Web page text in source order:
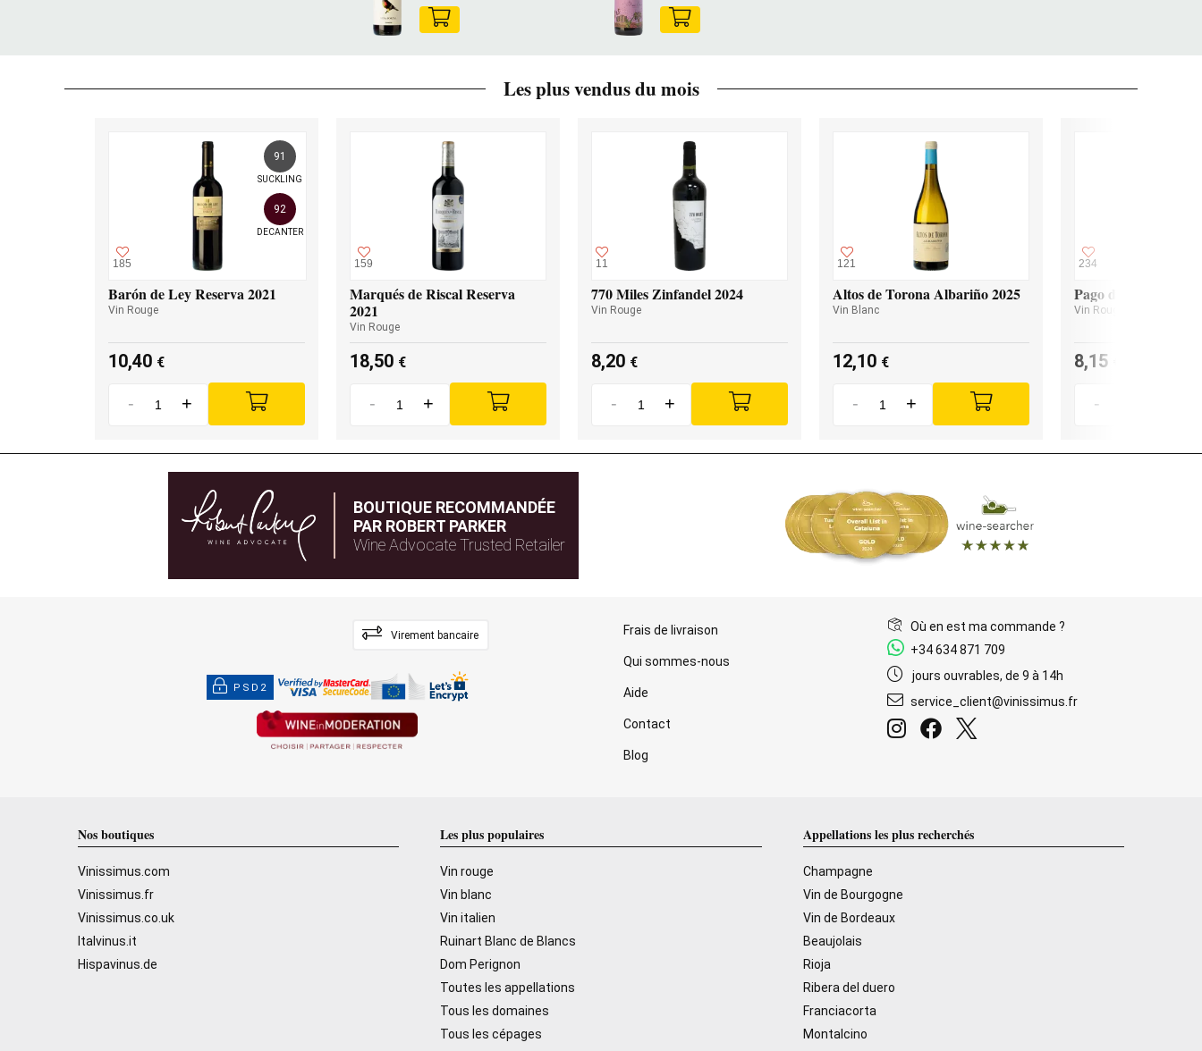
Les plus vendus du mois
185
91
SUCKLING
92
DECANTER
Barón de Ley Reserva 2021
Vin Rouge
10,40 €
- +
159
Marqués de Riscal Reserva
2021
Vin Rouge
18,50 €
- +
11
770 Miles Zinfandel 2024
Vin Rouge
8,20 €
- +
121
Altos de Torona Albariño 2025
Vin Blanc
12,10 €
- +
234
Pago de Valdoneje
Vin Rouge
8,15
-
BOUTIQUE RECOMMANDÉE
PAR ROBERT PARKER
Wine Advocate Trusted Retailer
Virement bancaire
PSD2
Frais de livraison
Qui sommes-nous
Aide
Contact
Blog
Où en est ma commande ?
+34 634 871 709
jours ouvrables, de 9 à 14h
service_client@vinissimus.fr
Nos boutiques
Vinissimus.com
Vinissimus.fr
Vinissimus.co.uk
Italvinus.it
Hispavinus.de
Les plus populaires
Vin rouge
Vin blanc
Vin italien
Ruinart Blanc de Blancs
Dom Perignon
Toutes les appellations
Tous les domaines
Tous les cépages
Appellations les plus recherchés
Champagne
Vin de Bourgogne
Vin de Bordeaux
Beaujolais
Rioja
Ribera del duero
Franciacorta
Montalcino